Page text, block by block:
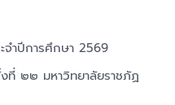
ำปีการศึกษา 2569
๒๒ มหาวิทยาลัยราชภัฏ